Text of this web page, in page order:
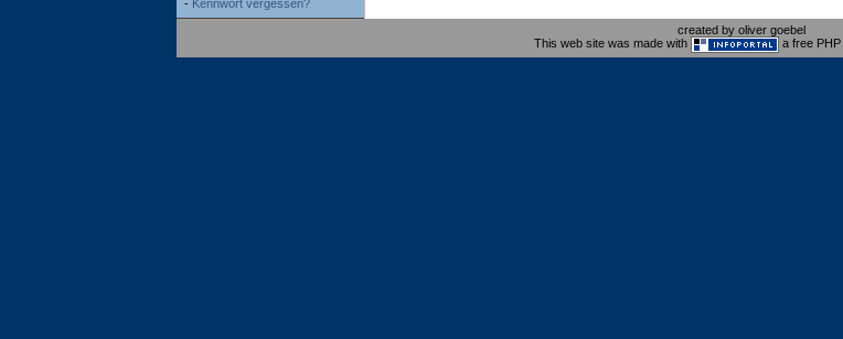
- Kennwort vergessen?
created by oliver goebel
This web site was made with
a free